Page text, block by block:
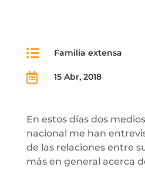
 Familia extensa
 15 Abr, 2018
En estos días dos
nacional me han
de las relaciones entre
más en general acerca